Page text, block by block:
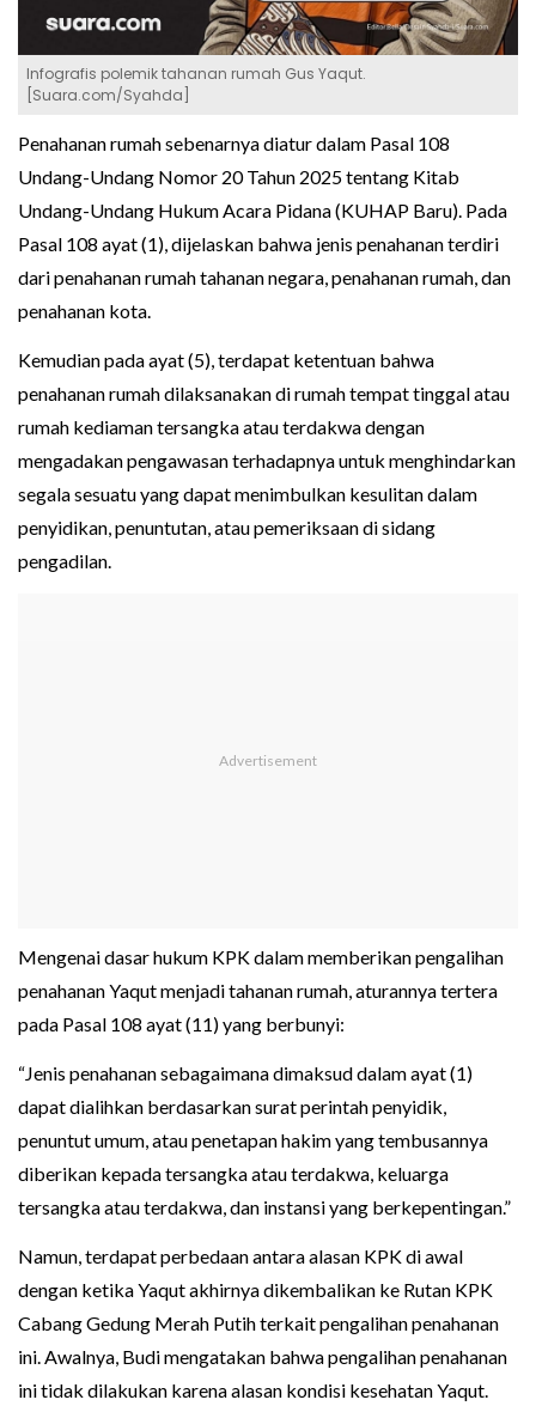
Infografis polemik tahanan rumah Gus Yaqut.
[Suara.com/Syahda]
Penahanan rumah sebenarnya diatur dalam Pasal 108
Undang-Undang Nomor 20 Tahun 2025 tentang Kitab
Undang-Undang Hukum Acara Pidana (KUHAP Baru). Pada
Pasal 108 ayat (1), dijelaskan bahwa jenis penahanan terdiri
dari penahanan rumah tahanan negara, penahanan rumah, dan
penahanan kota.
Kemudian pada ayat (5), terdapat ketentuan bahwa
penahanan rumah dilaksanakan di rumah tempat tinggal atau
rumah kediaman tersangka atau terdakwa dengan
mengadakan pengawasan terhadapnya untuk menghindarkan
segala sesuatu yang dapat menimbulkan kesulitan dalam
penyidikan, penuntutan, atau pemeriksaan di sidang
pengadilan.
Mengenai dasar hukum KPK dalam memberikan pengalihan
penahanan Yaqut menjadi tahanan rumah, aturannya tertera
pada Pasal 108 ayat (11) yang berbunyi:
“Jenis penahanan sebagaimana dimaksud dalam ayat (1)
dapat dialihkan berdasarkan surat perintah penyidik,
penuntut umum, atau penetapan hakim yang tembusannya
diberikan kepada tersangka atau terdakwa, keluarga
tersangka atau terdakwa, dan instansi yang berkepentingan.”
Namun, terdapat perbedaan antara alasan KPK di awal
dengan ketika Yaqut akhirnya dikembalikan ke Rutan KPK
Cabang Gedung Merah Putih terkait pengalihan penahanan
ini. Awalnya, Budi mengatakan bahwa pengalihan penahanan
ini tidak dilakukan karena alasan kondisi kesehatan Yaqut.